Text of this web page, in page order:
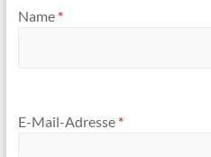
Name *
E-Mail-Adresse *